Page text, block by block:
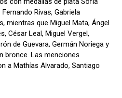
Rivas, Gabriela
mientras que Miguel Mata, Ángel
César Leal, Miguel Vergel,
de Guevara, Germán Noriega y
bronce. Las menciones
a Mathías Alvarado, Santiago